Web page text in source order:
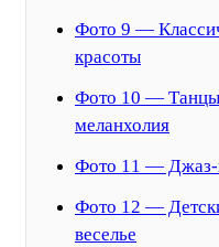
Фото 9 —
красоты
Фото 10 —
меланхолия
Фото 11 — Джаз-
Фото 12 —
веселье